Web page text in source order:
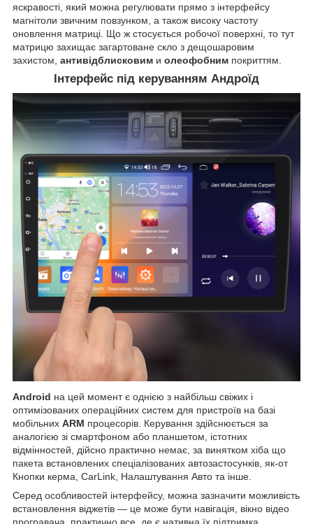
яскравості, який можна регулювати прямо з інтерфейсу
магнітоли звичним повзунком, а також високу частоту
оновлення матриці. Що ж стосується робочої поверхні, то тут
матрицю захищає загартоване скло з дещошаровим
захистом, антивідблисковим и олеофобним покриттям.
Інтерфейс під керуванням Андроїд
Android на цей момент є однією з найбільш свіжих і
оптимізованих операційних систем для пристроїв на базі
мобільних ARM процесорів. Керування здійснюється за
аналогією зі смартфоном або планшетом, істотних
відмінностей, дійсно практично немає, за винятком хіба що
пакета встановлених спеціалізованих автозастосунків, як-от
Кнопки керма, CarLink, Налаштування Авто та інше.
Серед особливостей інтерфейсу, можна зазначити можливість
встановлення віджетів — це може бути навігація, вікно відео